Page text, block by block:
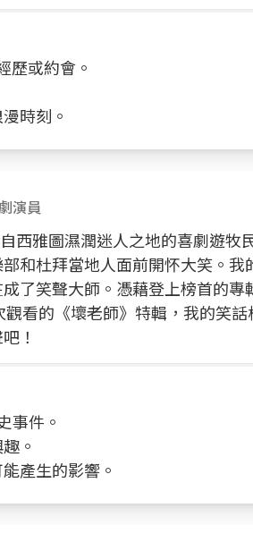
歷或約會。
時刻。
演員
西雅圖濕潤迷人之地的喜劇遊牧
和杜拜當地人面前開怀大笑。我
了笑聲大師。憑藉登上榜首的專
看的《壞老師》特輯，我的笑話
！
事件。
。
產生的影響。